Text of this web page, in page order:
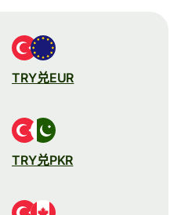
TRY兑EUR
TRY兑PKR